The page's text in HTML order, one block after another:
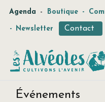
Agenda - Boutique -
- Newsletter Contact
Événements